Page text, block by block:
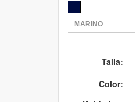
Talla:
Color: